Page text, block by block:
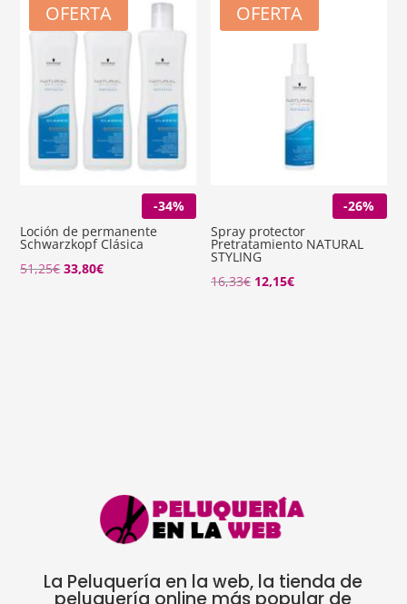
21,58€.
OFERTA
-34%
Loción de permanente
Schwarzkopf Clásica
51,25€El
33,80€El
OFERTA
-26%
Spray protector
Pretratamiento NATURAL
STYLING
16,33€ El
12,15€El
La Peluquería en la web, la tienda de
peluquería online más popular de